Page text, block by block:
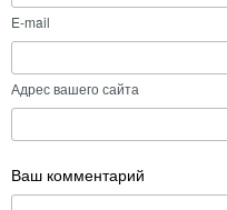
E-mail
Адрес вашего сайта
Ваш комментарий